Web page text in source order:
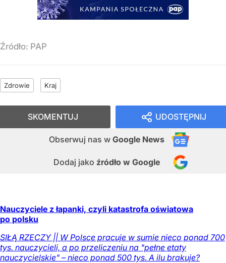
Źródło: PAP
Zdrowie Kraj
UDOSTĘPNIJ
Obserwuj nas w Google News
Dodaj jako źródło w Google
SKOMENTUJ
Nauczyciele z łapanki, czyli katastrofa oświatowa
po polsku
SIŁĄ RZECZY || W Polsce pracuje w sumie nieco ponad 700
tys. nauczycieli, a po przeliczeniu na "pełne etaty
nauczycielskie" – nieco ponad 500 tys. A ilu brakuje?